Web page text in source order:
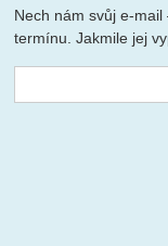
Nech nám svůj e-
termínu. Jakmile jej